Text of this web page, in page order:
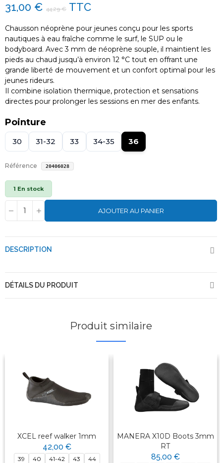
31,00 € 44,29 € TTC
Chausson néoprène pour jeunes conçu pour les sports
nautiques à eau fraîche comme le surf, le SUP ou le
bodyboard. Avec 3 mm de néoprène souple, il maintient les
pieds au chaud jusqu’à environ 12 °C tout en offrant une
grande liberté de mouvement et un confort optimal pour les
jeunes rideurs.
Il combine isolation thermique, protection et sensations
directes pour prolonger les sessions en mer des enfants.
Pointure
30 31-32 33 34-35 36
Référence 20406028
1 En stock
AJOUTER AU PANIER
DESCRIPTION
DÉTAILS DU PRODUIT
Produit similaire
XCEL reef walker 1mm
42,00 €
39 40 41-42 43
44
MANERA X10D Boots 3mm
RT
85,00 €